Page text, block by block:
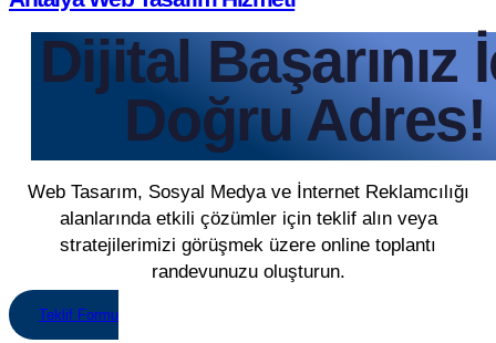
Dijital Başarınız
Doğru Adres!
Web Tasarım, Sosyal Medya ve İnternet Reklamcılığı
alanlarında etkili çözümler için teklif alın veya
stratejilerimizi görüşmek üzere online toplantı
randevunuzu oluşturun.
Teklif Formu